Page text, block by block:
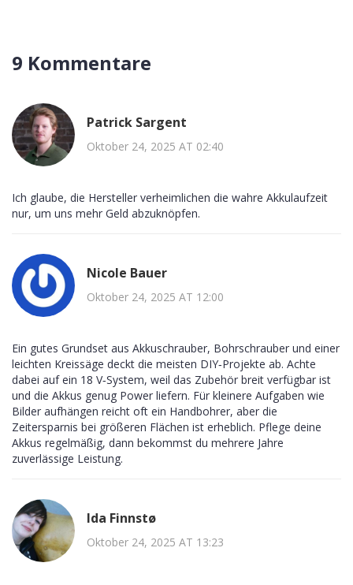
9 Kommentare
Patrick Sargent
Oktober 24, 2025 AT 02:40
Ich glaube, die Hersteller verheimlichen die wahre Akkulaufzeit
nur, um uns mehr Geld abzuknöpfen.
Nicole Bauer
Oktober 24, 2025 AT 12:00
Ein gutes Grundset aus Akkuschrauber, Bohrschrauber und einer
leichten Kreissäge deckt die meisten DIY‑Projekte ab. Achte
dabei auf ein 18 V‑System, weil das Zubehör breit verfügbar ist
und die Akkus genug Power liefern. Für kleinere Aufgaben wie
Bilder aufhängen reicht oft ein Handbohrer, aber die
Zeitersparnis bei größeren Flächen ist erheblich. Pflege deine
Akkus regelmäßig, dann bekommst du mehrere Jahre
zuverlässige Leistung.
Ida Finnstø
Oktober 24, 2025 AT 13:23